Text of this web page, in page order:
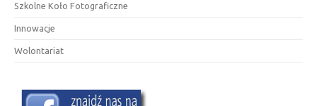
Szkolne Koło Fotograficzne
Innowacje
Wolontariat